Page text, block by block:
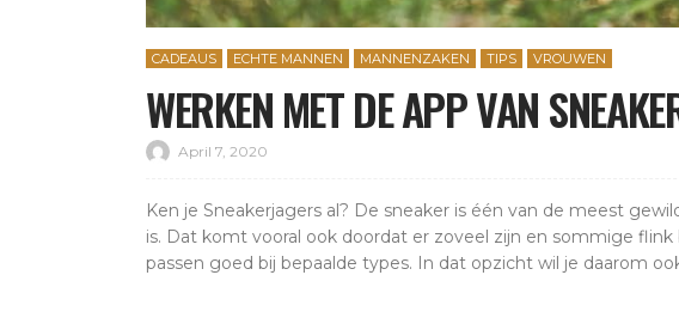
CADEAUS ECHTE MANNEN MANNENZAKEN TIPS VROUWEN
WERKEN MET DE APP VAN
April 7, 2020
Ken je Sneakerjagers al? De sneaker is één van de meest
is. Dat komt vooral ook doordat er zoveel zijn en sommige
passen goed bij bepaalde types. In dat opzicht wil je daarom